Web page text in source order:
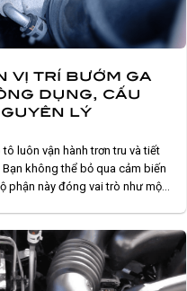
vị trí bướm ga
dụng, cấu
lý
luôn vận hành trơn tru và tiết
Bạn không thể bỏ qua cảm biến
phận này đóng vai trò như một